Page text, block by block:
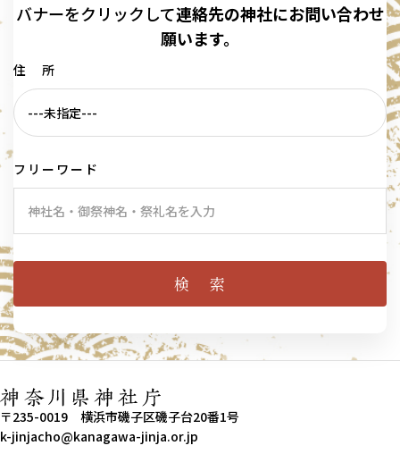
バナーをクリックして連絡先の神社にお問い合わせ
願います。
住 所
フリーワード
〒235-0019 横浜市磯子区磯子台20番1号
k-jinjacho@kanagawa-jinja.or.jp